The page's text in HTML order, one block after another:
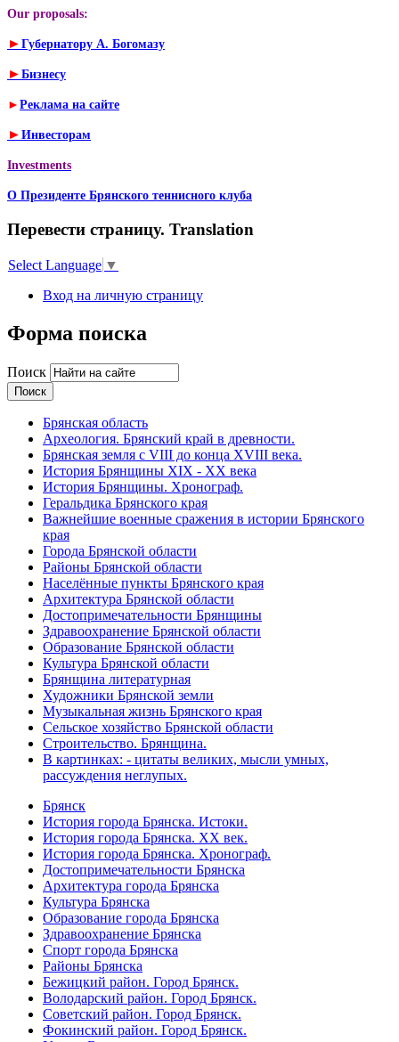
Our proposals:
► Губернатору А. Богомазу
► Бизнесу
► Реклама на сайте
► Инвесторам
Investments
О Президенте Брянского теннисного клуба
Перевести страницу. Translation
Select Language ▼
Вход на личную страницу
Форма поиска
Поиск
Брянская область
Археология. Брянский край в древности.
Брянская земля с VIII до конца XVIII века.
История Брянщины XIX - XX века
История Брянщины. Хронограф.
Геральдика Брянского края
Важнейшие военные сражения в истории Брянского
края
Города Брянской области
Районы Брянской области
Населённые пункты Брянского края
Архитектура Брянской области
Достопримечательности Брянщины
Здравоохранение Брянской области
Образование Брянской области
Культура Брянской области
Брянщина литературная
Художники Брянской земли
Музыкальная жизнь Брянского края
Сельское хозяйство Брянской области
Строительство. Брянщина.
В картинках: - цитаты великих, мысли умных,
рассуждения неглупых.
Брянск
История города Брянска. Истоки.
История города Брянска. XX век.
История города Брянска. Хронограф.
Достопримечательности Брянска
Архитектура города Брянска
Культура Брянска
Образование города Брянска
Здравоохранение Брянска
Спорт города Брянска
Районы Брянска
Бежицкий район. Город Брянск.
Володарский район. Город Брянск.
Советский район. Город Брянск.
Фокинский район. Город Брянск.